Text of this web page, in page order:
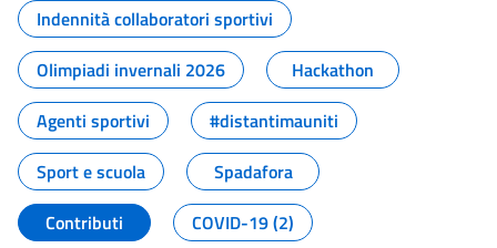
Indennità collaboratori sportivi
Olimpiadi invernali 2026
Hackathon
Agenti sportivi
#distantimauniti
Sport e scuola
Spadafora
Contributi
COVID-19 (2)